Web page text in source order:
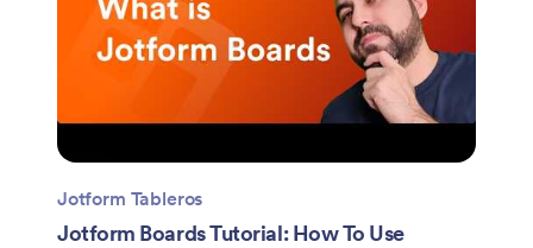
Jotform Tableros
Jotform Boards Tutorial: How To Use